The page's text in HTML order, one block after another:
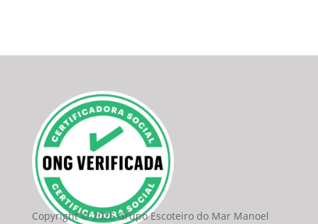
Copyright © 2025 Grupo Escoteiro do Mar Manoel